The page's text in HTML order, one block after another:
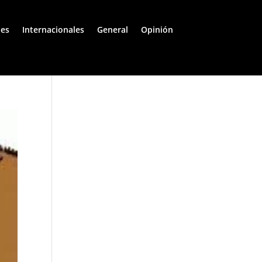
Internacionales General Opinión